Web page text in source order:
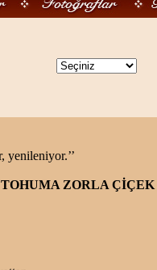
yenileniyor.’’
ZORLA